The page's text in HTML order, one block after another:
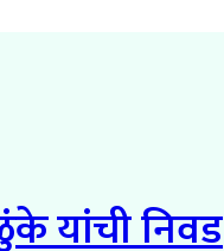
यांची निवड